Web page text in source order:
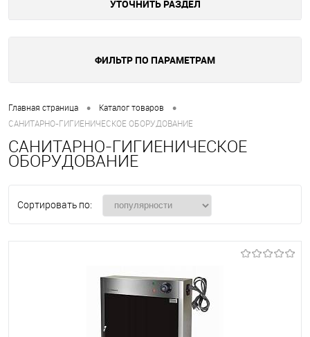
УТОЧНИТЬ РАЗДЕЛ
ФИЛЬТР ПО ПАРАМЕТРАМ
Главная страница • Каталог товаров •
САНИТАРНО-ГИГИЕНИЧЕСКОЕ ОБОРУДОВАНИЕ
САНИТАРНО-ГИГИЕНИЧЕСКОЕ
ОБОРУДОВАНИЕ
Сортировать по: